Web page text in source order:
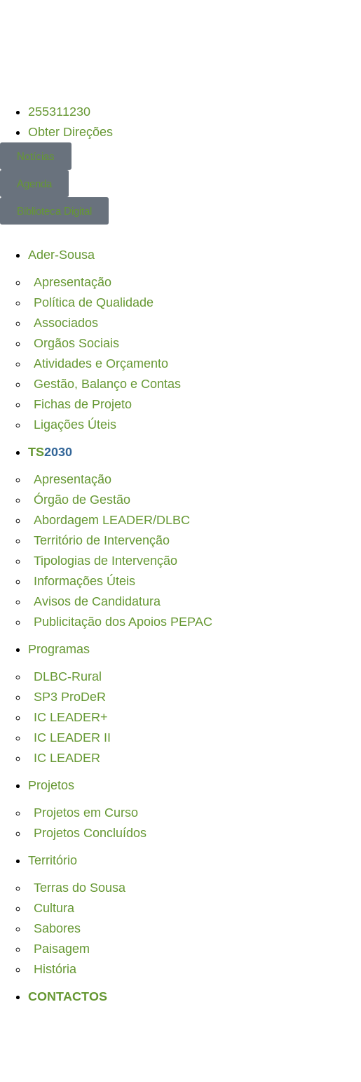
255311230
Obter Direções
Notícias
Agenda
Biblioteca Digital
Ader-Sousa
Apresentação
Política de Qualidade
Associados
Orgãos Sociais
Atividades e Orçamento
Gestão, Balanço e Contas
Fichas de Projeto
Ligações Úteis
TS2030
Apresentação
Órgão de Gestão
Abordagem LEADER/DLBC
Território de Intervenção
Tipologias de Intervenção
Informações Úteis
Avisos de Candidatura
Publicitação dos Apoios PEPAC
Programas
DLBC-Rural
SP3 ProDeR
IC LEADER+
IC LEADER II
IC LEADER
Projetos
Projetos em Curso
Projetos Concluídos
Território
Terras do Sousa
Cultura
Sabores
Paisagem
História
CONTACTOS